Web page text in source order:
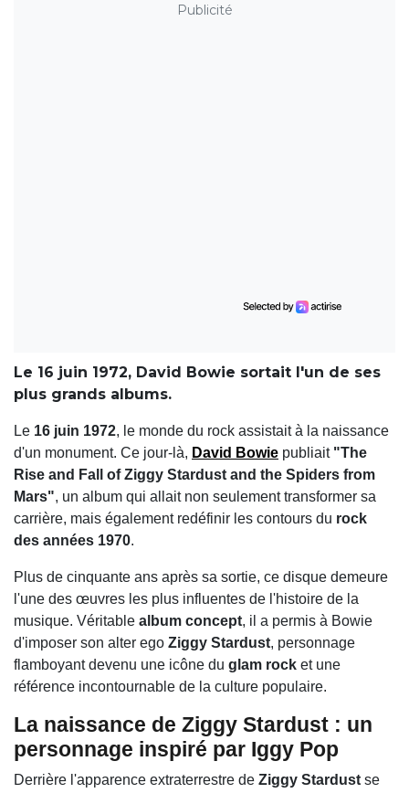
Publicité
Le 16 juin 1972, David Bowie sortait l'un de ses
plus grands albums.
Le 16 juin 1972, le monde du rock assistait à la naissance
d'un monument. Ce jour-là, David Bowie publiait "The
Rise and Fall of Ziggy Stardust and the Spiders from
Mars", un album qui allait non seulement transformer sa
carrière, mais également redéfinir les contours du rock
des années 1970.
Plus de cinquante ans après sa sortie, ce disque demeure
l'une des œuvres les plus influentes de l'histoire de la
musique. Véritable album concept, il a permis à Bowie
d'imposer son alter ego Ziggy Stardust, personnage
flamboyant devenu une icône du glam rock et une
référence incontournable de la culture populaire.
La naissance de Ziggy Stardust : un
personnage inspiré par Iggy Pop
Derrière l'apparence extraterrestre de Ziggy Stardust se